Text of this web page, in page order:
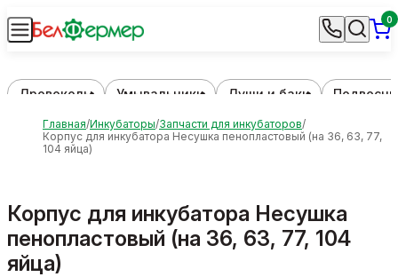
0
Дровоколы Умывальники Души и баки
Главная Инкубаторы Запчасти для инкубаторов
Корпус для инкубатора Несушка пенопластовый (на 36, 63, 77,
104 яйца)
Корпус для инкубатора Несушка
пенопластовый (на 36, 63, 77, 104
яйца)